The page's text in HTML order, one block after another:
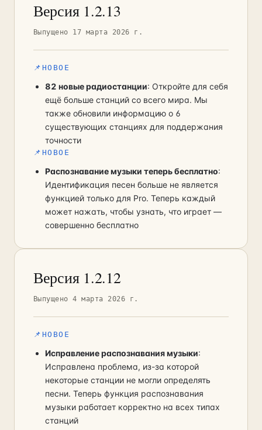
Версия 1.2.13
Выпущено 17 марта 2026 г.
📌 НОВОЕ
82 новые радиостанции: Откройте для себя
ещё больше станций со всего мира. Мы
также обновили информацию о 6
существующих станциях для поддержания
точности
📌 НОВОЕ
Распознавание музыки теперь бесплатно:
Идентификация песен больше не является
функцией только для Pro. Теперь каждый
может нажать, чтобы узнать, что играет —
совершенно бесплатно
Версия 1.2.12
Выпущено 4 марта 2026 г.
📌 НОВОЕ
Исправление распознавания музыки:
Исправлена проблема, из-за которой
некоторые станции не могли определять
песни. Теперь функция распознавания
музыки работает корректно на всех типах
станций